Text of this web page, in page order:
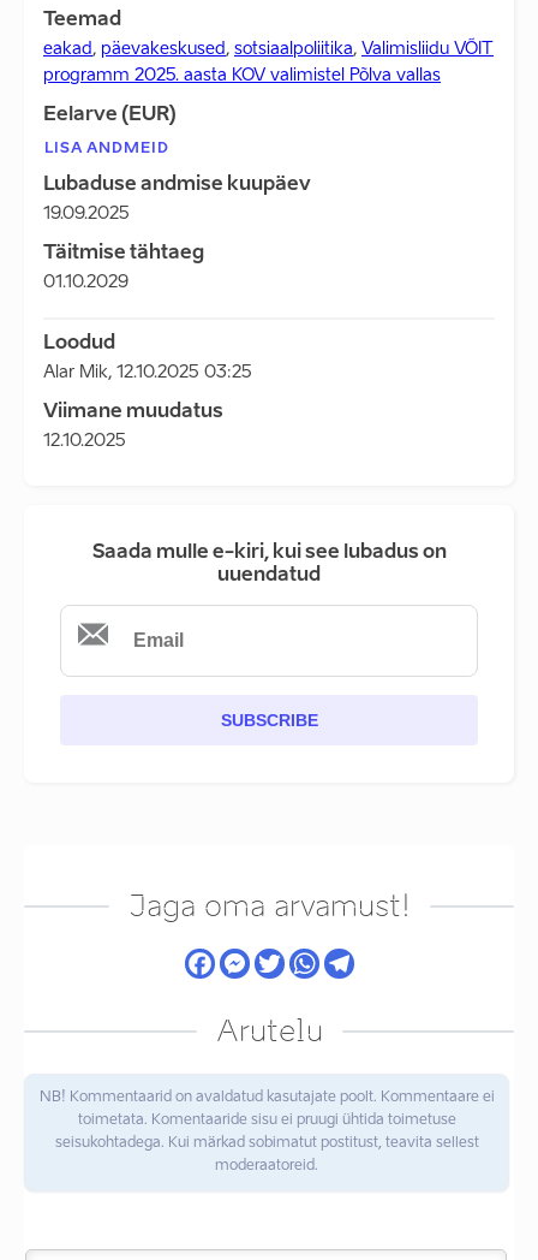
Teemad
eakad , päevakeskused , sotsiaalpoliitika, Valimisliidu VÕIT
programm 2025. aasta KOV valimistel Põlva vallas
Eelarve (EUR)
LISA ANDMEID
Lubaduse andmise kuupäev
19.09.2025
Täitmise tähtaeg
01.10.2029
Loodud
Alar Mik, 12.10.2025 03:25
Viimane muudatus
12.10.2025
Saada mulle e-kiri, kui see lubadus on
uuendatud
SUBSCRIBE
Jaga oma arvamust!
Arutelu
NB! Kommentaarid on avaldatud kasutajate poolt. Kommentaare ei
toimetata. Komentaaride sisu ei pruugi ühtida toimetuse
seisukohtadega. Kui märkad sobimatut postitust, teavita sellest
moderaatoreid.